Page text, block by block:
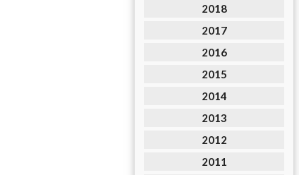
2018
2017
2016
2015
2014
2013
2012
2011